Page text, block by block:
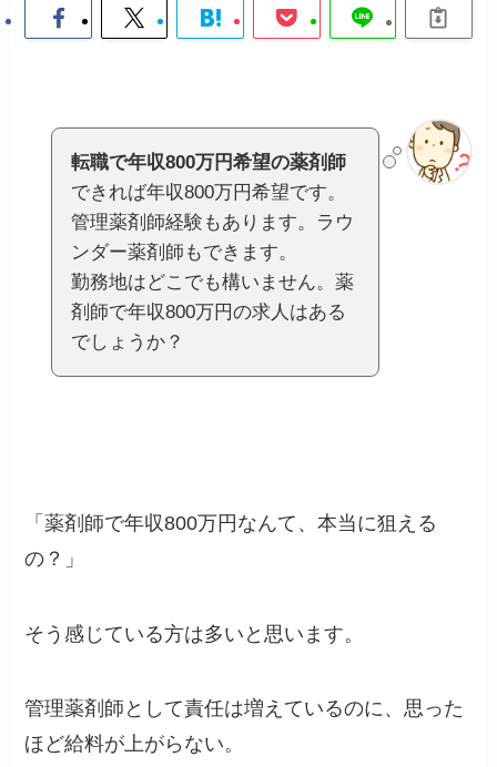
転職で年収800万円希望の薬剤師
できれば年収800万円希望です。
管理薬剤師経験もあります。ラウ
ンダー薬剤師もできます。
勤務地はどこでも構いません。薬
剤師で年収800万円の求人はある
でしょうか？
「薬剤師で年収800万円なんて、本当に狙える
の？」
そう感じている方は多いと思います。
管理薬剤師として責任は増えているのに、思った
ほど給料が上がらない。